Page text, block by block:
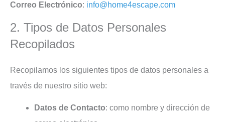
Correo Electrónico: info@home4escape.com
2. Tipos de Datos Personales
Recopilados
Recopilamos los siguientes tipos de datos personales a
través de nuestro sitio web:
Datos de Contacto: como nombre y dirección de